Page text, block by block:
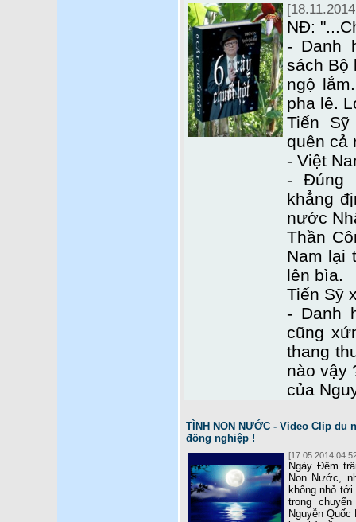
NĐ:
- Danh
sách Bộ
ngộ
pha lê.
Tiến
quên cả
- Việt
- Đúng
khẳng
nước
Thần
Nam lại
lên bìa.
Tiến Sỹ
- Danh
cũng
thang
nào vậy
của
TÌNH NON NƯỚC - Video Clip du
đồng nghiệp !
[17.05.2014
Ngày Đêm
Non Nước,
không nhỏ
trong
Nguyễn